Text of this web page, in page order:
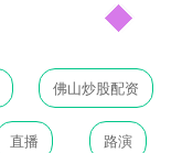
佛山炒股配资
直播 路演